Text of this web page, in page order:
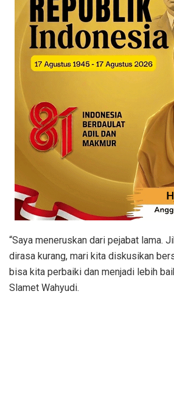
“Saya meneruskan dari pejabat lama.
dirasa kurang, mari kita diskusikan
bisa kita perbaiki dan menjadi lebih
Slamet Wahyudi.